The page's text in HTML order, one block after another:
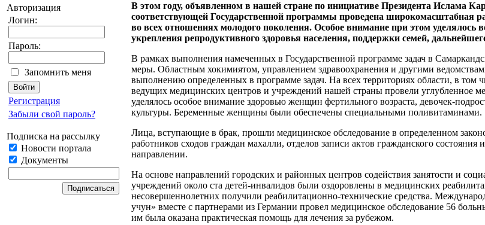
Авторизация
Логин:
Пароль:
Запомнить меня
Регистрация
Забыли свой пароль?
Подписка на рассылку
Новости портала
Документы
В этом году, объявленном в нашей стране по инициативе Президента Ислама
соответствующей Государственной программы проведена широкомасштабная
во всех отношениях молодого поколения. Особое внимание при этом уделялось
укрепления репродуктивного здоровья населения, поддержки семей,
В рамках выполнения намеченных в Государственной программе задач в
меры. Областным хокимиятом, управлением здравоохранения и другими
выполнению определенных в программе задач. На всех территориях области, в том
ведущих медицинских центров и учреждений нашей страны провели углубленное
уделялось особое внимание здоровью женщин фертильного возраста, девочек-
культуры. Беременные женщины были обеспечены специальными поливитаминами.
Лица, вступающие в брак, прошли медицинское обследование в определенном
работников сходов граждан махалли, отделов записи актов гражданского
направлении.
На основе направлений городских и районных центров содействия занятости и
учреждений около ста детей-инвалидов были оздоровлены в медицинских
несовершеннолетних получили реабилитационно-технические средства.
учун» вместе с партнерами из Германии провел медицинское обследование 56
им была оказана практическая помощь для лечения за рубежом.